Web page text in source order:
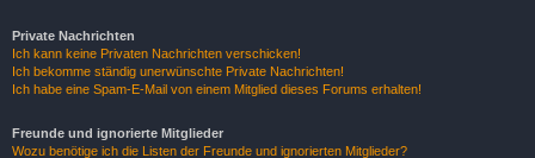
Private Nachrichten
Ich kann keine Privaten Nachrichten verschicken!
Ich bekomme ständig unerwünschte Private Nachrichten!
Ich habe eine Spam-E-Mail von einem Mitglied dieses Forums erhalten!
Freunde und ignorierte Mitglieder
Wozu benötige ich die Listen der Freunde und ignorierten Mitglieder?